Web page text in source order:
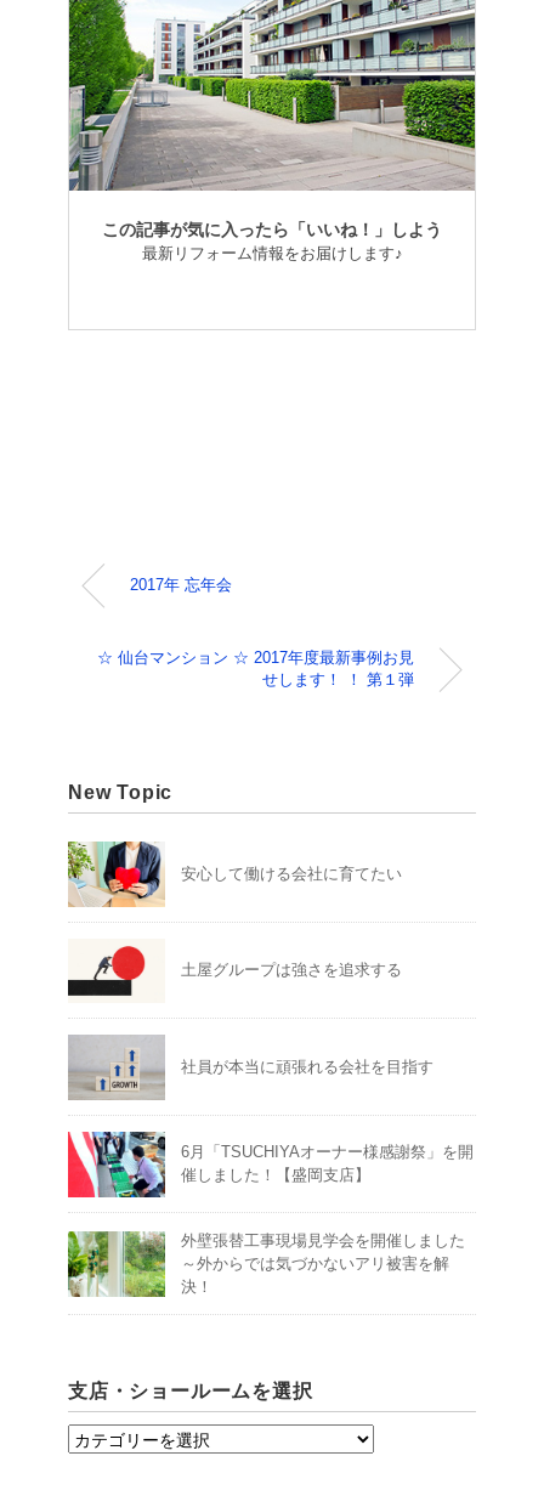
この記事が気に入ったら「いいね！」しよう
最新リフォーム情報をお届けします♪
2017年 忘年会
☆ 仙台マンション ☆ 2017年度最新事例お見
せします！ ！ 第１弾
New Topic
安心して働ける会社に育てたい
土屋グループは強さを追求する
社員が本当に頑張れる会社を目指す
6月「TSUCHIYAオーナー様感謝祭」を開
催しました！【盛岡支店】
外壁張替工事現場見学会を開催しました
～外からでは気づかないアリ被害を解
決！
支店・ショールームを選択
支